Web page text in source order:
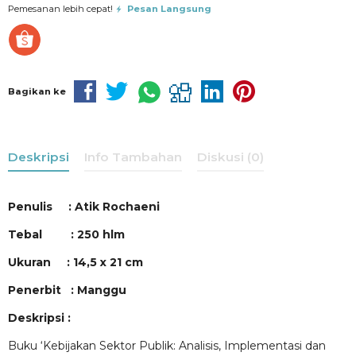
Pemesanan lebih cepat! Pesan Langsung
Bagikan ke
Deskripsi Info Tambahan Diskusi (0)
Penulis : Atik Rochaeni
Tebal : 250 hlm
Ukuran : 14,5 x 21 cm
Penerbit : Manggu
Deskripsi :
Buku ‘Kebijakan Sektor Publik: Analisis, Implementasi dan